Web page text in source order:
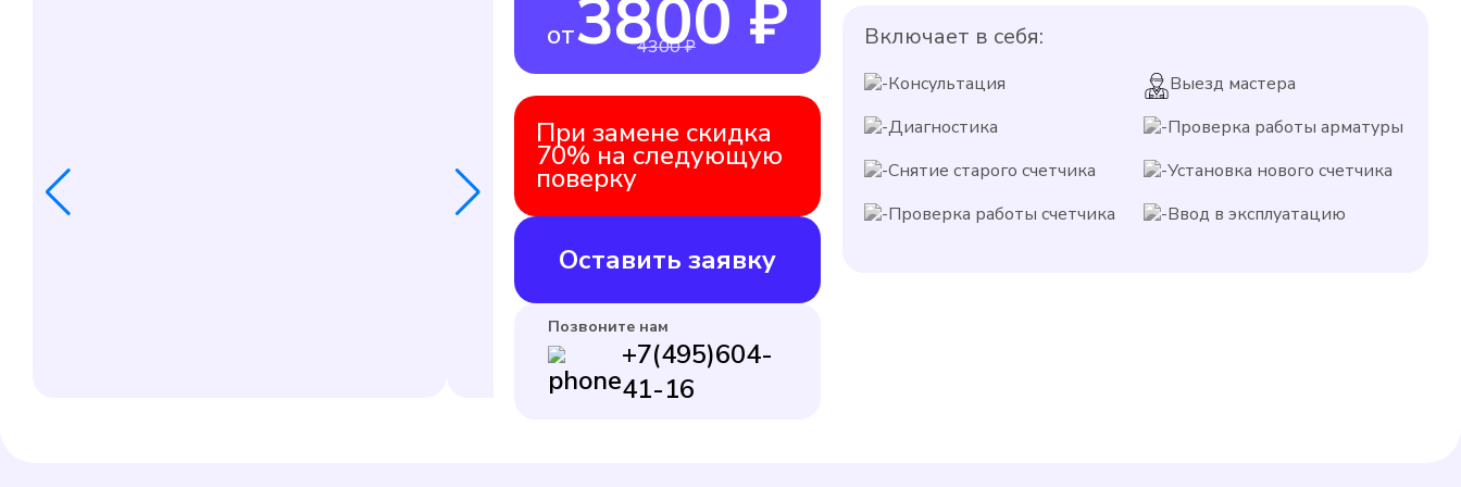
Включает в себя:
Консультация
Выезд мастера
Диагностика
Проверка работы арматуры
Снятие старого счетчика
Установка нового счетчика
Проверка работы счетчика
Ввод в эксплуатацию
от3800 ₽
4300 ₽
При замене скидка
70% на следующую
поверку
Оставить заявку
Позвоните нам
+7(495)604-
41-16